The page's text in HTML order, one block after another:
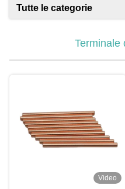
Tutte le categorie
Terminale
Video